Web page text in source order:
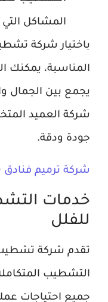
المشاكل
باختيار شركة
المناسبة، يمكنك
يجمع بين الجمال
شركة العميد
جودة ودقة.
شركة ترميم فنادق
خدمات
للفلل
تقدم شركة تشطيب
التشطيب
جميع احتياجات